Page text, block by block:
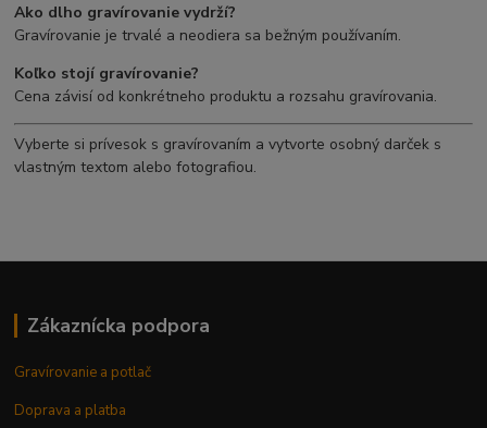
Ako dlho gravírovanie vydrží?
Gravírovanie je trvalé a neodiera sa bežným používaním.
Koľko stojí gravírovanie?
Cena závisí od konkrétneho produktu a rozsahu gravírovania.
Vyberte si prívesok s gravírovaním a vytvorte osobný darček s
vlastným textom alebo fotografiou.
Zákaznícka podpora
Gravírovanie a potlač
Doprava a platba